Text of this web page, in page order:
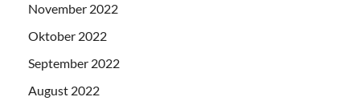
November 2022
Oktober 2022
September 2022
August 2022